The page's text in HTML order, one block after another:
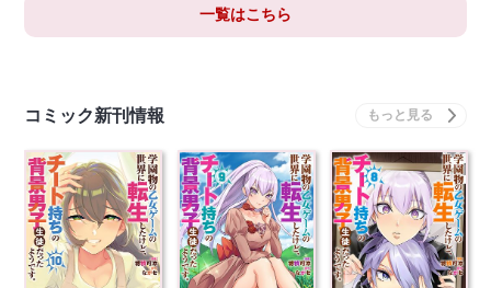
一覧はこちら
コミック新刊情報